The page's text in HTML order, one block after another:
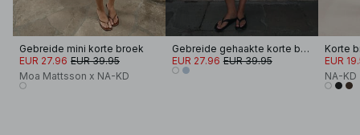
Gebreide mini korte broek
EUR 27.96 EUR 39.95
Moa Mattsson x NA-KD
Gebreide gehaakte korte broek
EUR 27.96 EUR 39.95
Korte
EUR
NA-KD